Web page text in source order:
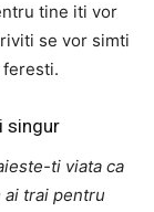
tine iti vor
se vor simti
feresti.
singur
ti viata ca
ai trai pentru